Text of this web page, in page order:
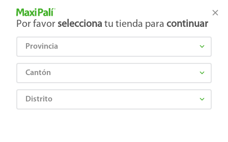
Tienda Maxi Palí
Por favor selecciona tu tienda para continuar
Provincia
Cantón
Distrito